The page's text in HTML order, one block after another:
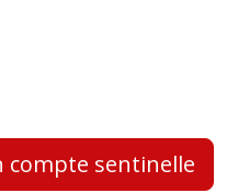
compte sentinelle